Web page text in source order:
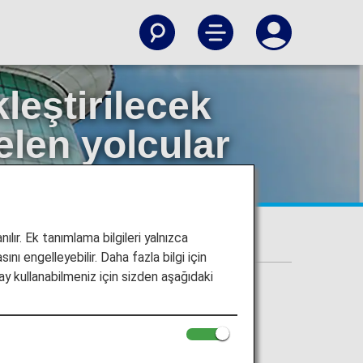
yolcular
Ek tanımlama bilgileri yalnızca
engelleyebilir. Daha fazla bilgi için
kullanabilmeniz için sizden aşağıdaki